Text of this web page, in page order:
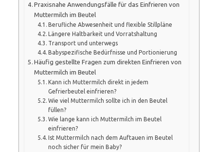
Praxisnahe Anwendungsfälle für das Einfrieren von
Muttermilch im Beutel
Berufliche Abwesenheit und flexible Stillpläne
Längere Haltbarkeit und Vorratshaltung
Transport und unterwegs
Babyspezifische Bedürfnisse und Portionierung
Häufig gestellte Fragen zum direkten Einfrieren von
Muttermilch im Beutel
Kann ich Muttermilch direkt in jedem
Gefrierbeutel einfrieren?
Wie viel Muttermilch sollte ich in den Beutel
füllen?
Wie lange kann ich Muttermilch im Beutel
einfrieren?
Ist Muttermilch nach dem Auftauen im Beutel
noch sicher für mein Baby?